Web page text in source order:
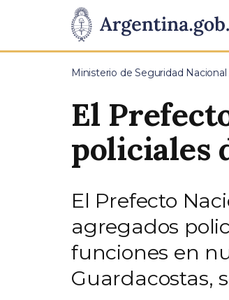
Presidencia
de
Pasar al contenido principal
Ministerio de Seguridad Nacional
El
policiales
El Prefecto
agregados
funciones en
Guardacostas,